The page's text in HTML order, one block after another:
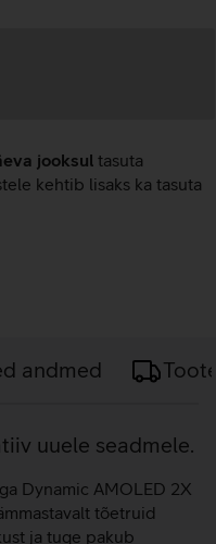
jooksul tasuta
kehtib lisaks ka tasuta
andmed
uuele seadmele.
Dynamic AMOLED 2X
tõetruid
ja tuge pakub